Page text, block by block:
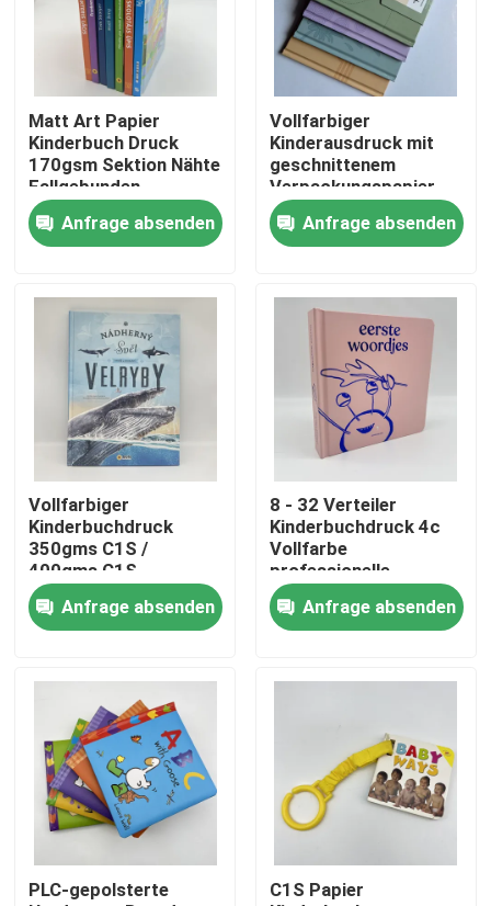
Produkte
Videos
Über uns
Ressource
Treten Sie mit uns in Verbindung
Nachrichten
Fordern Sie ein Zitat
Kaffeetafelbuchdruckerei
Tarotkarten drucken
Matt Art Papier
Kinderbuch Druck
170gsm Sektion Nähte
Fallgebunden
Anfrage absenden
Vollfarbiger
Kinderausdruck mit
geschnittenem
Verpackungspapier
Anfrage absenden
Vollfarbiger
Kinderbuchdruck
350gms C1S /
400gms C1S
Glanzlaminierung
Anfrage absenden
8 - 32 Verteiler
Kinderbuchdruck 4c
Vollfarbe
professionelle
Druckerei
Anfrage absenden
PLC-gepolsterte
C1S Papier